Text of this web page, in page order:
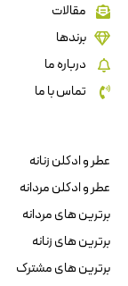
مقالات
برندها
درباره ما
تماس با ما
عطر و ادکلن زنانه
عطر و ادکلن مردانه
برترین های مردانه
برترین های زنانه
برترین های مشترک